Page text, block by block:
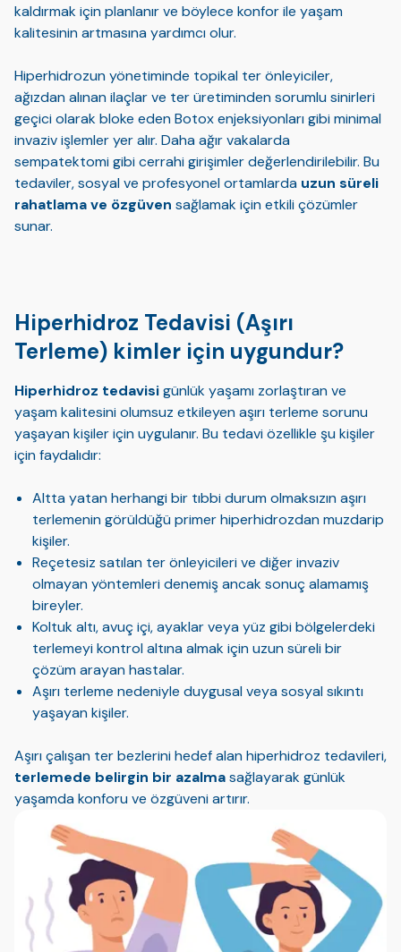
kaldırmak için planlanır ve böylece konfor ile yaşam
kalitesinin artmasına yardımcı olur.
Hiperhidrozun yönetiminde topikal ter önleyiciler,
ağızdan alınan ilaçlar ve ter üretiminden sorumlu sinirleri
geçici olarak bloke eden Botox enjeksiyonları gibi minimal
invaziv işlemler yer alır. Daha ağır vakalarda
sempatektomi gibi cerrahi girişimler değerlendirilebilir. Bu
tedaviler, sosyal ve profesyonel ortamlarda uzun süreli
rahatlama ve özgüven sağlamak için etkili çözümler
sunar.
Hiperhidroz Tedavisi (Aşırı
Terleme) kimler için uygundur?
Hiperhidroz tedavisigünlük yaşamı zorlaştıran ve
yaşam kalitesini olumsuz etkileyen aşırı terleme sorunu
yaşayan kişiler için uygulanır. Bu tedavi özellikle şu kişiler
için faydalıdır:
Altta yatan herhangi bir tıbbi durum olmaksızın aşırı
terlemenin görüldüğü primer hiperhidrozdan muzdarip
kişiler.
Reçetesiz satılan ter önleyicileri ve diğer invaziv
olmayan yöntemleri denemiş ancak sonuç alamamış
bireyler.
Koltuk altı, avuç içi, ayaklar veya yüz gibi bölgelerdeki
terlemeyi kontrol altına almak için uzun süreli bir
çözüm arayan hastalar.
Aşırı terleme nedeniyle duygusal veya sosyal sıkıntı
yaşayan kişiler.
Aşırı çalışan ter bezlerini hedef alan hiperhidroz tedavileri,
terlemede belirgin bir azalmasağlayarak günlük
yaşamda konforu ve özgüveni artırır.